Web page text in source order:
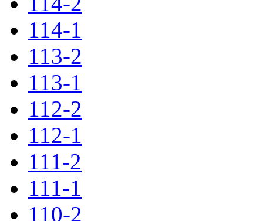
114-1
113-2
113-1
112-2
112-1
111-2
111-1
110-2